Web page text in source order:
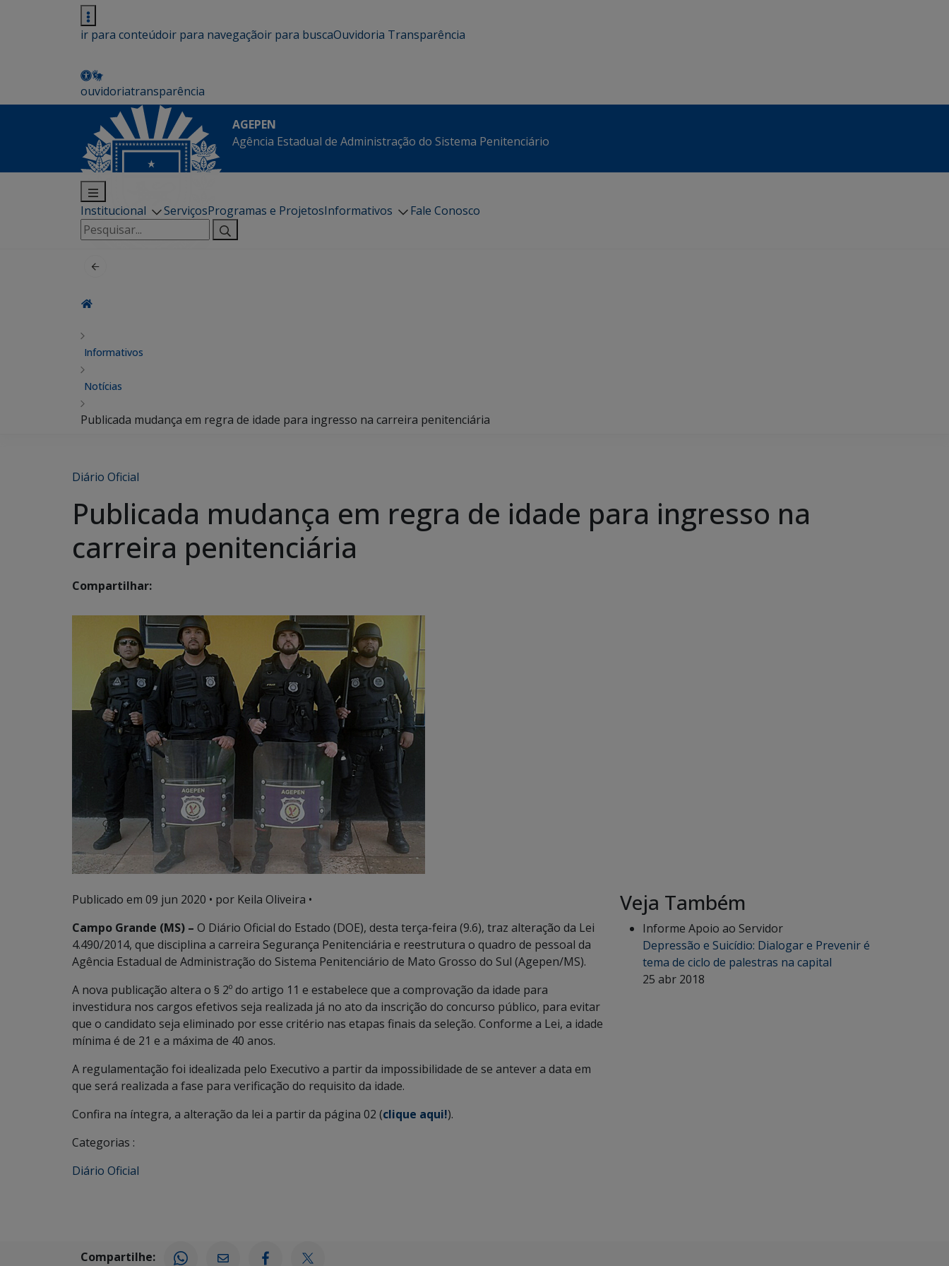
ir para conteúdoir para navegaçãoir para buscaOuvidoria Transparência
ouvidoriatransparência
AGEPEN
Agência Estadual de Administração do Sistema Penitenciário
Institucional ServiçosProgramas e ProjetosInformativos
Fale Conosco
Pesquisar
por:
Informativos
Notícias
Publicada mudança em regra de idade para ingresso na carreira penitenciária
Diário Oficial
Publicada mudança em regra de idade para ingresso na
carreira penitenciária
Compartilhar:
Publicado em 09 jun 2020 • por Keila Oliveira •
Campo Grande (MS) – O Diário Oficial do Estado (DOE), desta terça-feira (9.6), traz alteração da Lei
4.490/2014, que disciplina a carreira Segurança Penitenciária e reestrutura o quadro de pessoal da
Agência Estadual de Administração do Sistema Penitenciário de Mato Grosso do Sul (Agepen/MS).
A nova publicação altera o § 2º do artigo 11 e estabelece que a comprovação da idade para
investidura nos cargos efetivos seja realizada já no ato da inscrição do concurso público, para evitar
que o candidato seja eliminado por esse critério nas etapas finais da seleção. Conforme a Lei, a idade
mínima é de 21 e a máxima de 40 anos.
A regulamentação foi idealizada pelo Executivo a partir da impossibilidade de se antever a data em
que será realizada a fase para verificação do requisito da idade.
Confira na íntegra, a alteração da lei a partir da página 02 (clique aqui!).
Categorias :
Diário Oficial
Veja Também
Informe Apoio ao Servidor
Depressão e Suicídio: Dialogar e Prevenir é
tema de ciclo de palestras na capital
25 abr 2018
Compartilhe: